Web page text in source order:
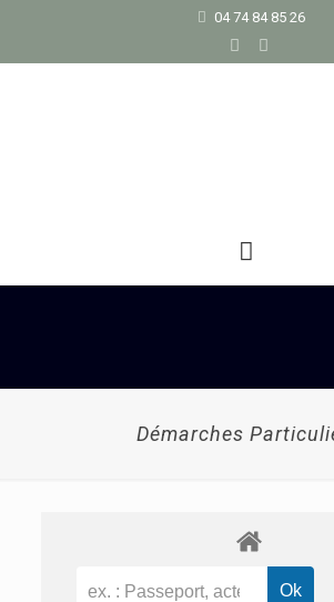
04 74 84 85 26
Démarches